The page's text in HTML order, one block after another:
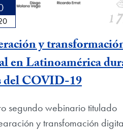
y
en Latinoamérica
del COVID-19
segundo webinario titulado
y transfomación